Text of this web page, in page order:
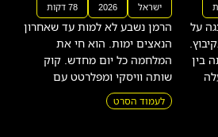
על
בין
ישראל 2026 78 דקות
הרמן נשבע לא למות עד שאחרון
הנאצים ימות. הוא חי את
המלחמה כל יום מחדש. קוק
שותה וויסקי ומפלרטט עם
לעמוד הסרט